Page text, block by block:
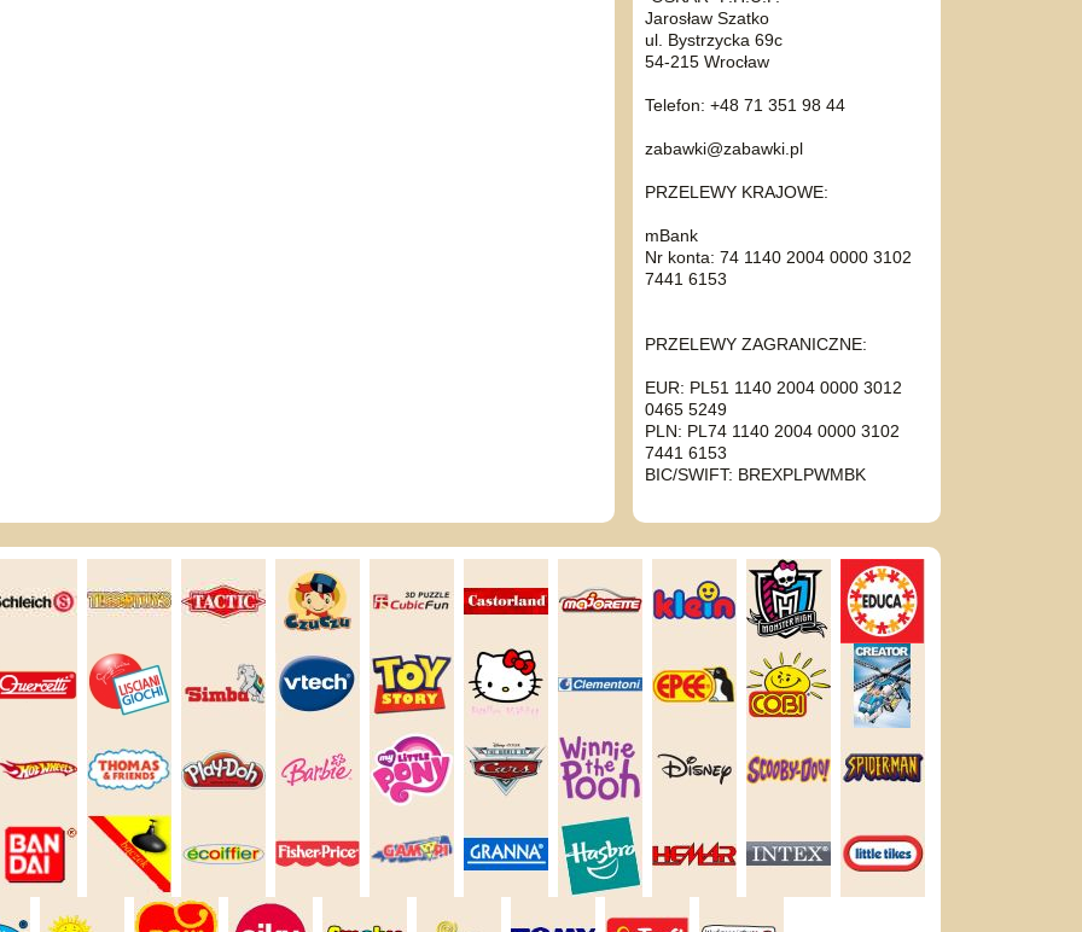
Jarosław Szatko
ul. Bystrzycka 69c
54-215 Wrocław
Telefon: +48 71 351 98 44
zabawki@zabawki.pl
PRZELEWY KRAJOWE:
mBank
Nr konta: 74 1140 2004 0000 3102
7441 6153
PRZELEWY ZAGRANICZNE:
EUR: PL51 1140 2004 0000 3012
0465 5249
PLN: PL74 1140 2004 0000 3102
7441 6153
BIC/SWIFT: BREXPLPWMBK